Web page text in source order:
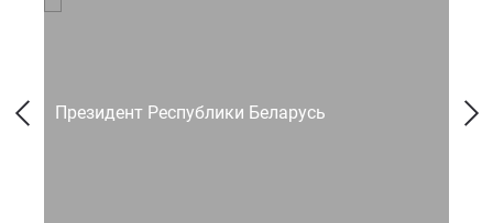
Президент Республики Беларусь